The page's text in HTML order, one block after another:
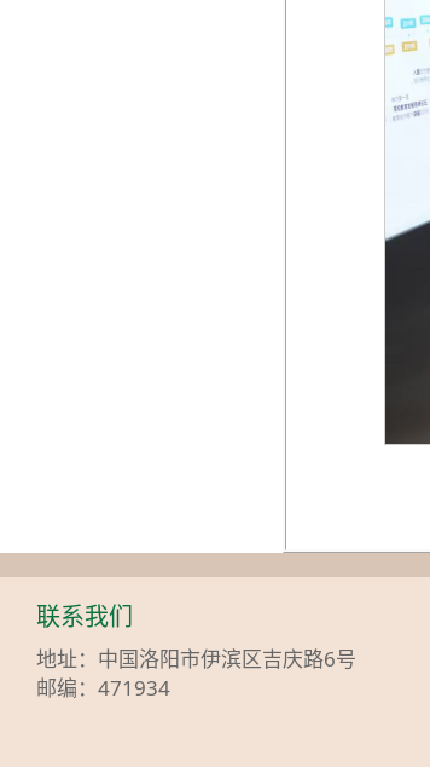
联系我们
地址：中国洛阳市伊滨区吉庆路6号
邮编：471934